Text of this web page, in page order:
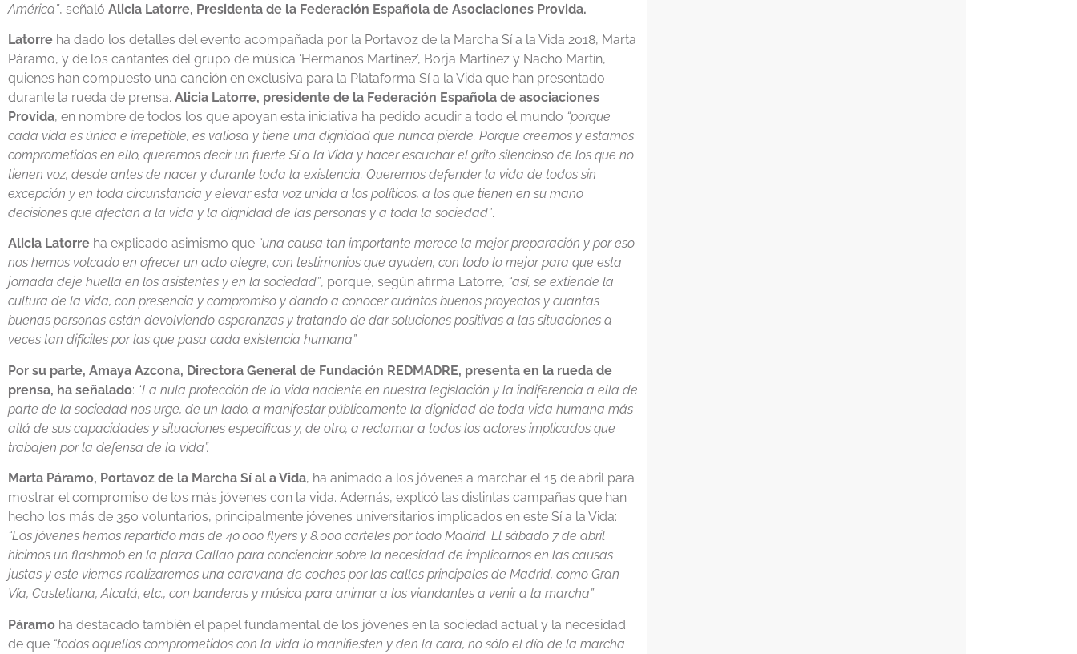
América”, señaló Alicia Latorre, Presidenta de la Federación Española de Asociaciones Provida.
Latorre ha dado los detalles del evento acompañada por la Portavoz de la Marcha Sí a la Vida 2018, Marta
Páramo, y de los cantantes del grupo de música ‘Hermanos Martínez’, Borja Martínez y Nacho Martín,
quienes han compuesto una canción en exclusiva para la Plataforma Sí a la Vida que han presentado
durante la rueda de prensa. Alicia Latorre, presidente de la Federación Española de asociaciones
Provida, en nombre de todos los que apoyan esta iniciativa ha pedido acudir a todo el mundo “porque
cada vida es única e irrepetible, es valiosa y tiene una dignidad que nunca pierde. Porque creemos y estamos
comprometidos en ello, queremos decir un fuerte Sí a la Vida y hacer escuchar el grito silencioso de los que no
tienen voz, desde antes de nacer y durante toda la existencia. Queremos defender la vida de todos sin
excepción y en toda circunstancia y elevar esta voz unida a los políticos, a los que tienen en su mano
decisiones que afectan a la vida y la dignidad de las personas y a toda la sociedad”.
Alicia Latorre ha explicado asimismo que “una causa tan importante merece la mejor preparación y por eso
nos hemos volcado en ofrecer un acto alegre, con testimonios que ayuden, con todo lo mejor para que esta
jornada deje huella en los asistentes y en la sociedad”, porque, según afirma Latorre, “así, se extiende la
cultura de la vida, con presencia y compromiso y dando a conocer cuántos buenos proyectos y cuantas
buenas personas están devolviendo esperanzas y tratando de dar soluciones positivas a las situaciones a
veces tan difíciles por las que pasa cada existencia humana”.
Por su parte, Amaya Azcona, Directora General de Fundación REDMADRE, presenta en la rueda de
prensa, ha señalado: “La nula protección de la vida naciente en nuestra legislación y la indiferencia a ella de
parte de la sociedad nos urge, de un lado, a manifestar públicamente la dignidad de toda vida humana más
allá de sus capacidades y situaciones específicas y, de otro, a reclamar a todos los actores implicados que
trabajen por la defensa de la vida”.
Marta Páramo, Portavoz de la Marcha Sí al a Vida, ha animado a los jóvenes a marchar el 15 de abril para
mostrar el compromiso de los más jóvenes con la vida. Además, explicó las distintas campañas que han
hecho los más de 350 voluntarios, principalmente jóvenes universitarios implicados en este Sí a la Vida:
“Los jóvenes hemos repartido más de 40.000 flyers y 8.000 carteles por todo Madrid. El sábado 7 de abril
hicimos un flashmob en la plaza Callao para concienciar sobre la necesidad de implicarnos en las causas
justas y este viernes realizaremos una caravana de coches por las calles principales de Madrid, como Gran
Vía, Castellana, Alcalá, etc., con banderas y música para animar a los viandantes a venir a la marcha”.
Páramo ha destacado también el papel fundamental de los jóvenes en la sociedad actual y la necesidad
de que “todos aquellos comprometidos con la vida lo manifiesten y den la cara, no sólo el día de la marcha